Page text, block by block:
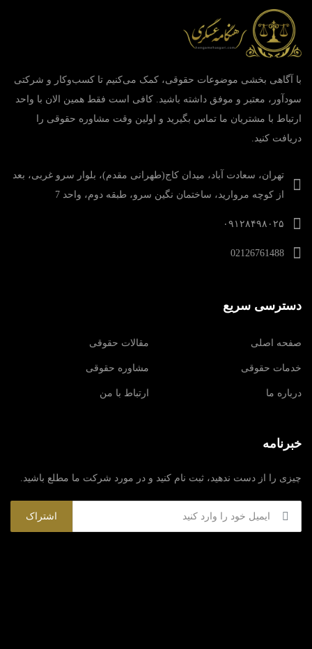
با آگاهی بخشی موضوعات حقوقی، کمک می‌‎کنیم تا کسب‌وکار و شرکتی
سودآور، معتبر و موفق داشته باشید. کافی است فقط همین الان با واحد
ارتباط با مشتریان ما تماس بگیرید و اولین وقت مشاوره حقوقی را
دریافت کنید.
تهران، سعادت آباد، میدان کاج(طهرانی مقدم)، بلوار سرو غربی، بعد
از کوچه مروارید، ساختمان نگین سرو، طبقه دوم، واحد 7
۰۹۱۲۸۴۹۸۰۲۵
02126761488
دسترسی سریع
صفحه اصلی مقالات حقوقی
خدمات حقوقی مشاوره حقوقی
درباره ما ارتباط با من
خبرنامه
چیزی را از دست ندهید، ثبت نام کنید و در مورد شرکت ما مطلع باشید.